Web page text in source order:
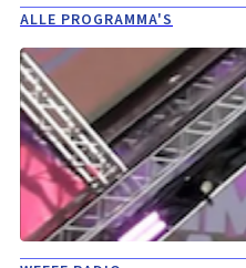
ALLE PROGRAMMA'S